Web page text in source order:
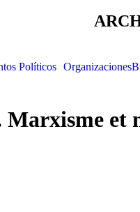
Políticos Organizaciones
et